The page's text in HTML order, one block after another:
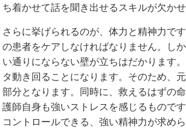
ち着かせて話を聞き出せるスキルが欠かせ
さらに挙げられるのが、体力と精神力で
の患者をケアしなければなりません。し
い通りにならない壁が立ちはだかります
タ動き回ることになります。そのため、
部分となります。同時に、救えるはずの
護師自身も強いストレスを感じるもので
コントロールできる、強い精神力が求めら